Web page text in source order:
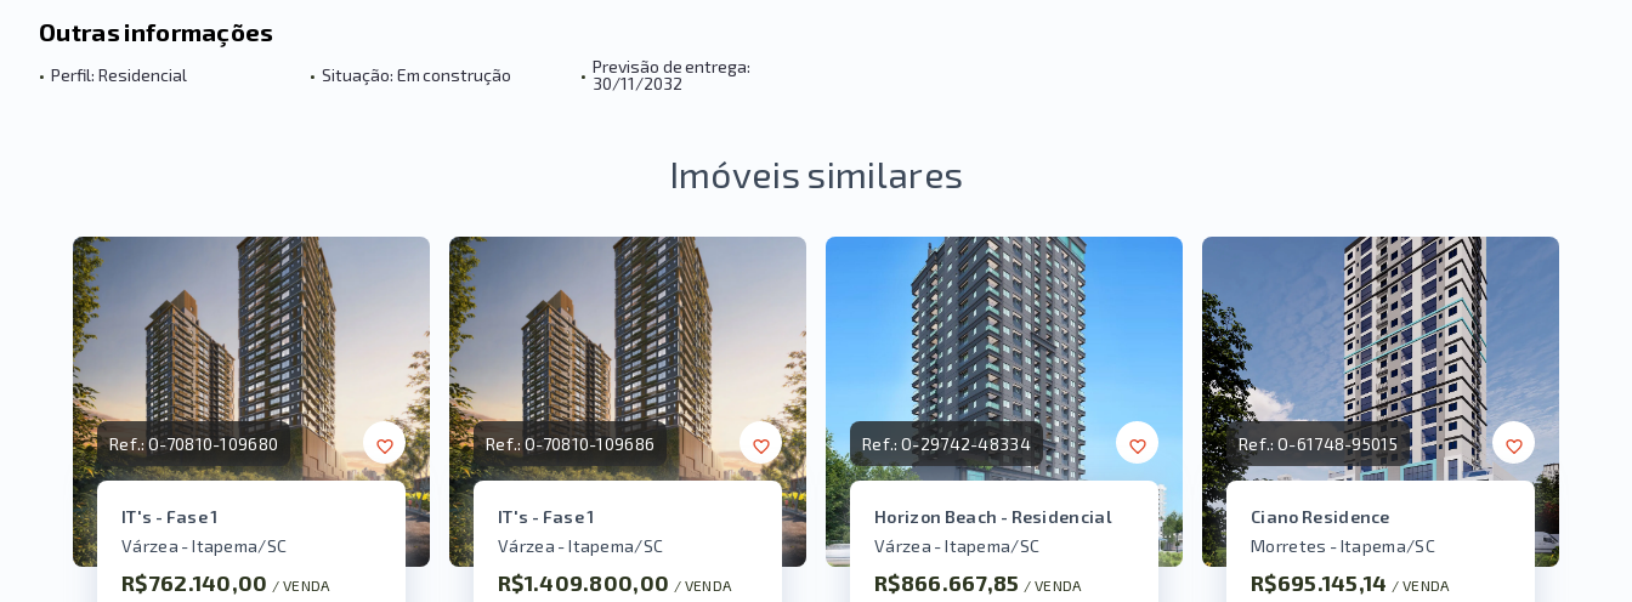
Outras informações
• Perfil: Residencial • Situação: Em construção • Previsão de entrega:
30/11/2032
Imóveis similares
Ref.:O-70810-109680
IT's - Fase 1
Várzea - Itapema/SC
R$762.140,00 / VENDA
Ref.:O-70810-109686
IT's - Fase 1
Várzea - Itapema/SC
R$1.409.800,00 / VENDA
Ref.:O-29742-48334
Horizon Beach - Residencial
Várzea - Itapema/SC
R$866.667,85 / VENDA
Ref.:O-61748-95015
Ciano Residence
Morretes - Itapema/SC
R$695.145,14 / VENDA